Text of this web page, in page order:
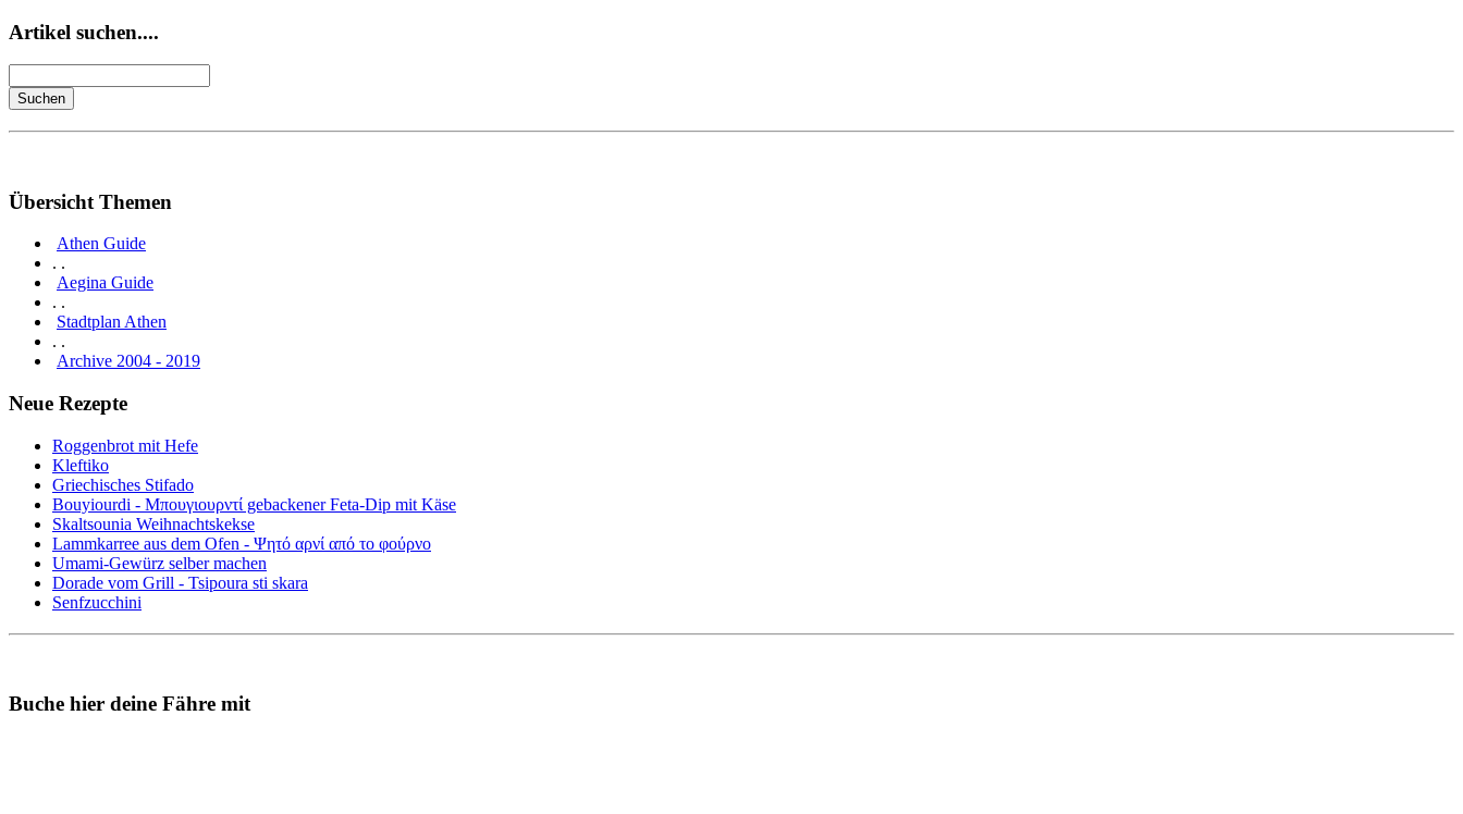
Artikel suchen....
Übersicht Themen
Athen Guide
. .
Aegina Guide
. .
Stadtplan Athen
. .
Archive 2004 - 2019
Neue Rezepte
Roggenbrot mit Hefe
Kleftiko
Griechisches Stifado
Bouyiourdi - Μπουγιουρντί gebackener Feta-Dip mit Käse
Skaltsounia Weihnachtskekse
Lammkarree aus dem Ofen - Ψητό αρνί από το φούρνο
Umami-Gewürz selber machen
Dorade vom Grill - Tsipoura sti skara
Senfzucchini
Buche hier deine Fähre mit